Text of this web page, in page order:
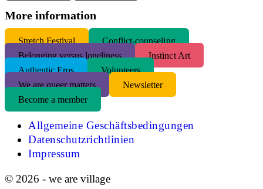
More information
Stretch Festival
Conflict-counseling
Belonging versus loneliness
Instinct Art
Authentic Eros
Volunteers
We are queer matters
Newsletter
Become a member
Allgemeine Geschäftsbedingungen
Datenschutzrichtlinien
Impressum
© 2026 - we are village